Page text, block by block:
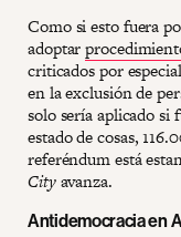
Como si esto fuera
adoptar
criticados por
en la exclusión de
solo sería aplicado si
estado de cosas,
referéndum está
Cityavanza.
Antidemocracia en